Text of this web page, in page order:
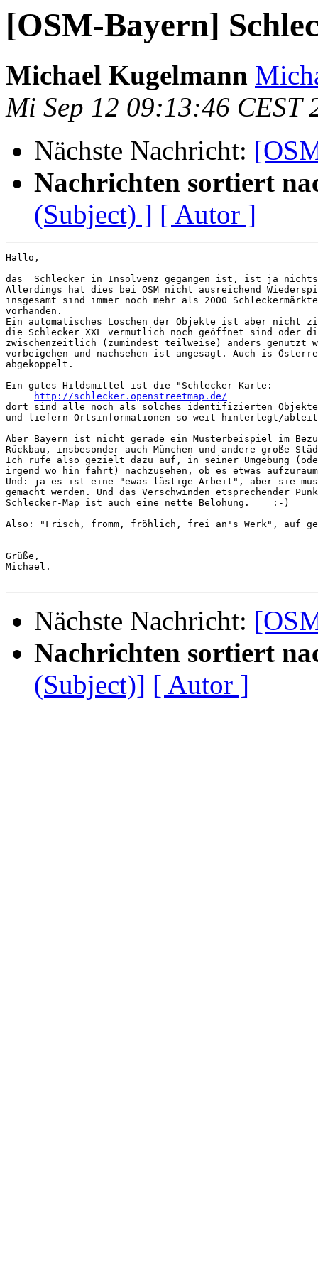
[OSM-Bayern]
Michael Kugelmann
Mi Sep 12 09:13:46 CEST
Nächste Nachricht:
Nachrichten sortiert
(Subject) ] [ Autor ]
Hallo,
das  Schlecker in Insolvenz gegangen ist, ist ja
Allerdings hat dies bei OSM nicht ausreichend
insgesamt sind immer noch mehr als 2000
vorhanden.
Ein automatisches Löschen der Objekte ist aber nicht
die Schlecker XXL vermutlich noch geöffnet sind oder
zwischenzeitlich (zumindest teilweise) anders genutzt
vorbeigehen und nachsehen ist angesagt. Auch is
abgekoppelt.
Ein gutes Hildsmittel ist die "Schlecker-Karte:
http://schlecker.openstreetmap.de/
dort sind alle noch als solches identifizierten
und liefern Ortsinformationen so weit hinterlegt/
Aber Bayern ist nicht gerade ein Musterbeispiel im
Rückbau, insbesonder auch München und andere große
Ich rufe also gezielt dazu auf, in seiner Umgebung
irgend wo hin fährt) nachzusehen, ob es etwas
Und: ja es ist eine "ewas lästige Arbeit", aber sie
gemacht werden. Und das Verschwinden etsprechender
Schlecker-Map ist auch eine nette Belohung.    :-)
Also: "Frisch, fromm, fröhlich, frei an's Werk", auf
Grüße,
Michael.
Nächste Nachricht:
Nachrichten sortiert
(Subject)] [ Autor ]